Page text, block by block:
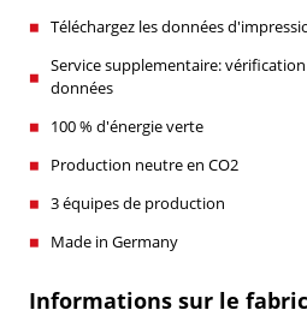
Téléchargez les données
Service supplementaire:
données
100 % d'énergie verte
Production neutre en CO2
3 équipes de production
Made in Germany
Informations sur le